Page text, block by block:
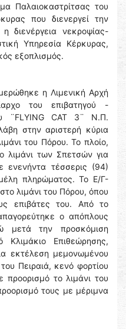
Παλαιοκαστρίτσας του
που διενεργεί την
διενέργεια νεκροψίας-
Υπηρεσία Κέρκυρας,
εξοπλισμός.
η Λιμενική Αρχή
του επιβατηγού -
¨FLYING CAT 3¨ Ν.Π.
στην αριστερή κύρια
του Πόρου. Το πλοίο,
λιμάνι των Σπετσών για
τέσσερις (94)
πληρώματος. Το Ε/Γ-
λιμάνι του Πόρου, όπου
επιβάτες του. Από το
ο απόπλους
μετά την προσκόμιση
Κλιμάκιο Επιθεώρησης,
εκτέλεση μεμονωμένου
Πειραιά, κενό φορτίου
προορισμό το λιμάνι του
τους με μέριμνα